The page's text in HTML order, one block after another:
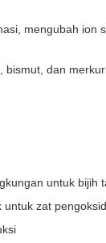
mengubah ion
bismut, dan
untuk bijih
zat